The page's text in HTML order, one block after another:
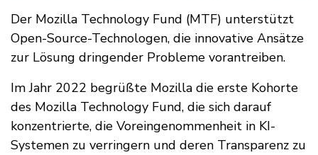
Der Mozilla Technology Fund (MTF) unterstützt
Open-Source-Technologen, die innovative Ansätze
zur Lösung dringender Probleme vorantreiben.
Im Jahr 2022 begrüßte Mozilla die erste Kohorte
des Mozilla Technology Fund, die sich darauf
konzentrierte, die Voreingenommenheit in KI-
Systemen zu verringern und deren Transparenz zu